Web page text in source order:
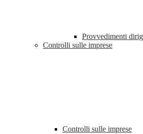
Provvedimenti
Controlli sulle imprese
Controlli sulle imprese